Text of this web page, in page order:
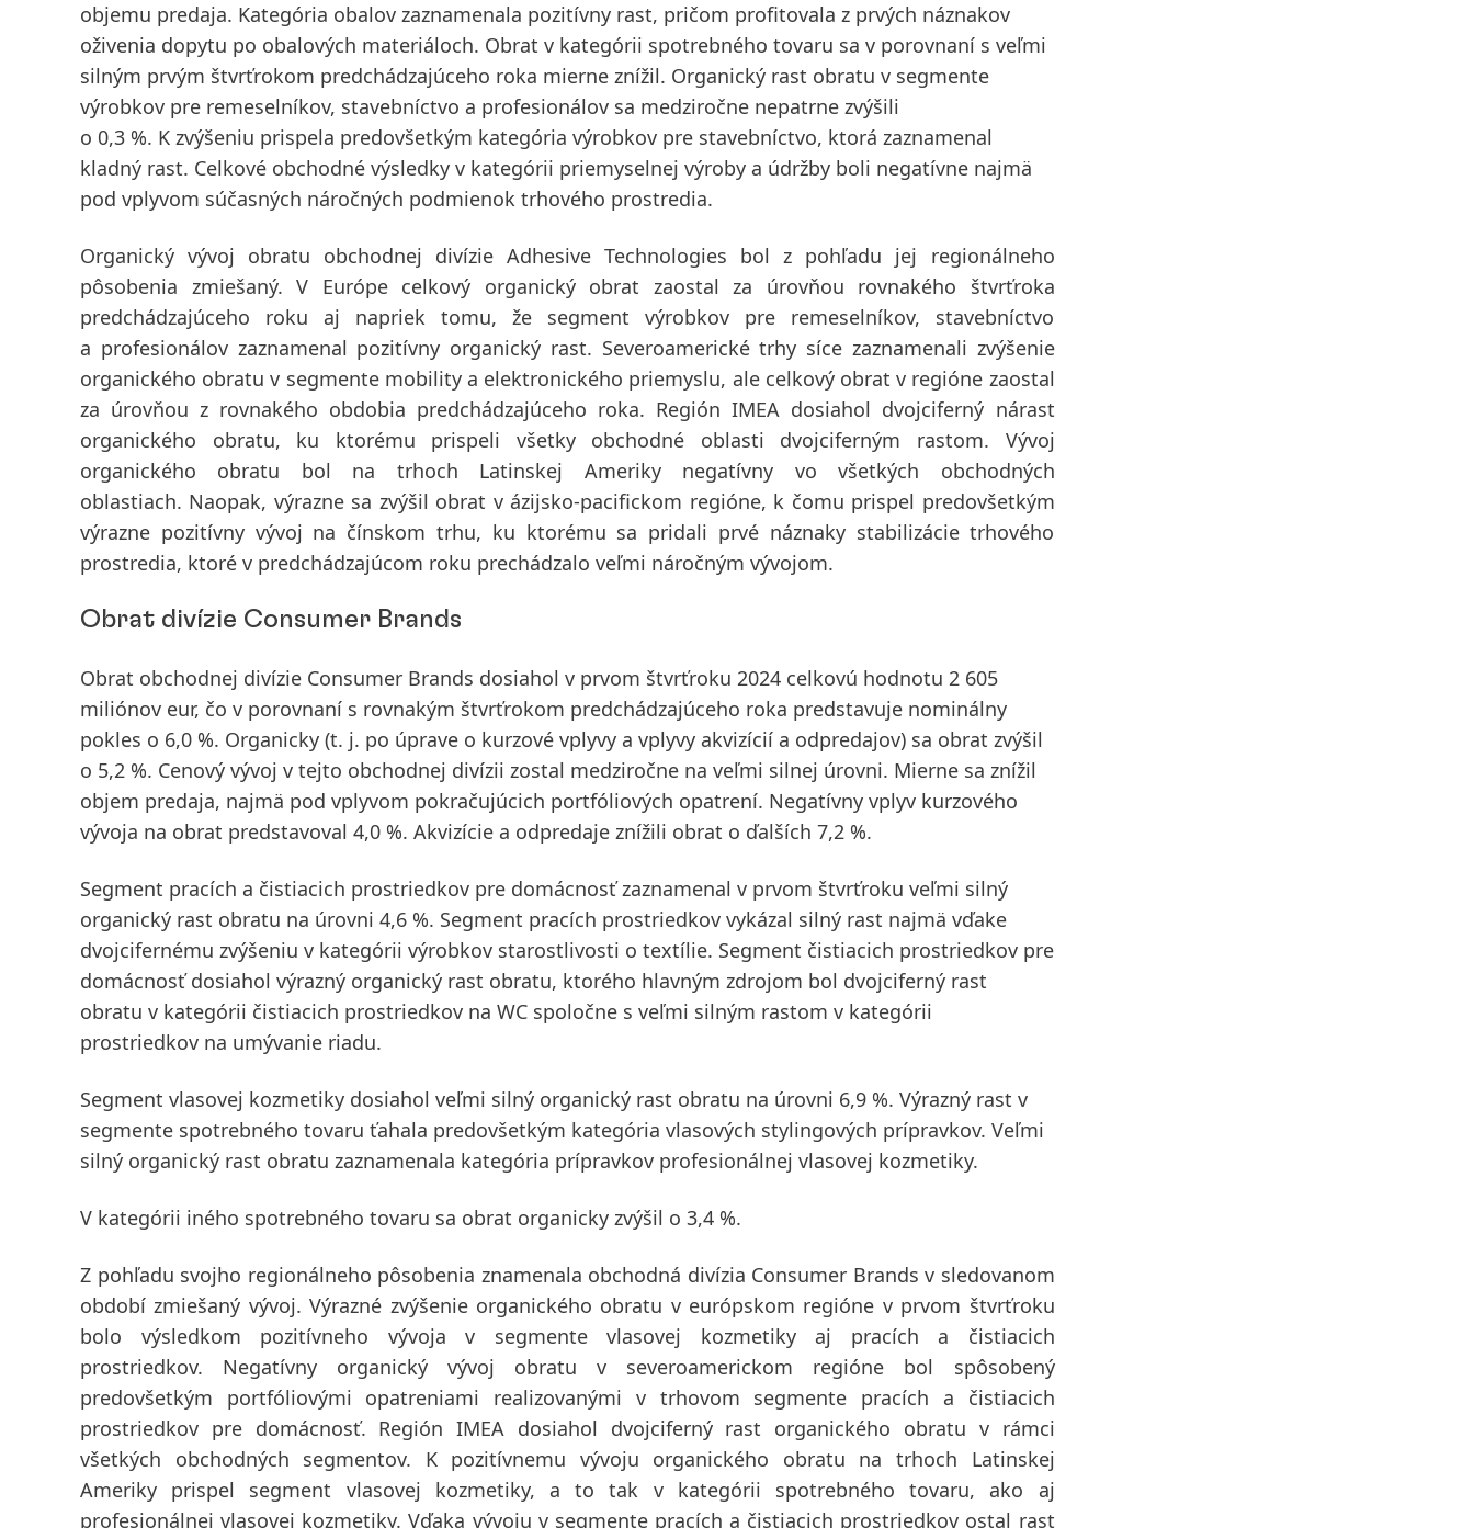
objemu predaja. Kategória obalov zaznamenala pozitívny rast, pričom profitovala z prvých náznakov
oživenia dopytu po obalových materiáloch. Obrat v kategórii spotrebného tovaru sa v porovnaní s veľmi
silným prvým štvrťrokom predchádzajúceho roka mierne znížil. Organický rast obratu v segmente
výrobkov pre remeselníkov, stavebníctvo a profesionálov sa medziročne nepatrne zvýšili
o 0,3 %. K zvýšeniu prispela predovšetkým kategória výrobkov pre stavebníctvo, ktorá zaznamenal
kladný rast. Celkové obchodné výsledky v kategórii priemyselnej výroby a údržby boli negatívne najmä
pod vplyvom súčasných náročných podmienok trhového prostredia.
Organický vývoj obratu obchodnej divízie Adhesive Technologies bol z pohľadu jej regionálneho
pôsobenia zmiešaný. V Európecelkový organický obrat zaostal za úrovňou rovnakého štvrťroka
predchádzajúceho roku aj napriek tomu, že segment výrobkov pre remeselníkov, stavebníctvo
a profesionálov zaznamenal pozitívny organický rast. Severoamerickétrhy síce zaznamenali zvýšenie
organického obratu v segmente mobility a elektronického priemyslu, ale celkový obrat v regióne zaostal
za úrovňou z rovnakého obdobia predchádzajúceho roka. RegiónIMEA dosiahol dvojciferný nárast
organického obratu, ku ktorému prispeli všetky obchodné oblasti dvojciferným rastom. Vývoj
organického obratu bol na trhoch Latinskej Ameriky negatívny vo všetkých obchodných
oblastiach. Naopak, výrazne sa zvýšil obrat v ázijsko-pacifickom regióne, k čomu prispel predovšetkým
výrazne pozitívny vývoj na čínskom trhu, ku ktorému sa pridali prvé náznaky stabilizácie trhového
prostredia, ktoré v predchádzajúcom roku prechádzalo veľmi náročným vývojom.
Obrat divízie Consumer Brands
Obrat obchodnej divízie Consumer Brands dosiahol v prvom štvrťroku 2024 celkovú hodnotu 2 605
miliónov eur, čo v porovnaní s rovnakým štvrťrokom predchádzajúceho roka predstavuje nominálny
pokles o 6,0 %. Organicky (t. j. po úprave o kurzové vplyvy a vplyvy akvizícií a odpredajov) sa obrat zvýšil
o 5,2 %. Cenový vývoj v tejto obchodnej divízii zostal medziročne na veľmi silnej úrovni. Mierne sa znížil
objem predaja, najmä pod vplyvom pokračujúcich portfóliových opatrení. Negatívny vplyv kurzového
vývoja na obrat predstavoval 4,0 %. Akvizície a odpredaje znížili obrat o ďalších 7,2 %.
Segment pracích a čistiacich prostriedkov pre domácnosť zaznamenal v prvom štvrťroku veľmi silný
organický rast obratu na úrovni 4,6 %. Segment pracích prostriedkov vykázal silný rast najmä vďake
dvojcifernému zvýšeniu v kategórii výrobkov starostlivosti o textílie. Segment čistiacich prostriedkov pre
domácnosť dosiahol výrazný organický rast obratu, ktorého hlavným zdrojom bol dvojciferný rast
obratu v kategórii čistiacich prostriedkov na WC spoločne s veľmi silným rastom v kategórii
prostriedkov na umývanie riadu.
Segment vlasovej kozmetiky dosiahol veľmi silný organický rast obratu na úrovni 6,9 %. Výrazný rast v
segmente spotrebného tovaru ťahala predovšetkým kategória vlasových stylingových prípravkov. Veľmi
silný organický rast obratu zaznamenala kategória prípravkov profesionálnej vlasovej kozmetiky.
V kategórii iného spotrebného tovaru sa obrat organicky zvýšil o 3,4 %.
Z pohľadu svojho regionálneho pôsobenia znamenala obchodná divízia Consumer Brands v sledovanom
období zmiešaný vývoj. Výrazné zvýšenie organického obratu v európskom regióne v prvom štvrťroku
bolo výsledkom pozitívneho vývoja v segmente vlasovej kozmetiky aj pracích a čistiacich
prostriedkov. Negatívny organický vývoj obratu v severoamerickom regióne bol spôsobený
predovšetkým portfóliovými opatreniami realizovanými v trhovom segmente pracích a čistiacich
prostriedkov pre domácnosť. RegiónIMEA dosiahol dvojciferný rast organického obratu v rámci
všetkých obchodných segmentov. K pozitívnemu vývoju organického obratu na trhoch Latinskej
Ameriky prispel segment vlasovej kozmetiky, a to tak v kategórii spotrebného tovaru, ako aj
profesionálnej vlasovej kozmetiky. Vďaka vývoju v segmente pracích a čistiacich prostriedkov ostal rast